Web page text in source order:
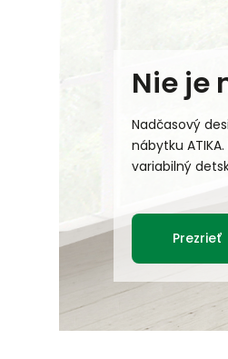
Nie je
Nadčasový
nábytku
variabilný
Prezrieť